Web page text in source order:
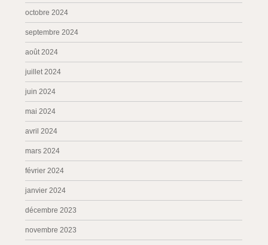
octobre 2024
septembre 2024
août 2024
juillet 2024
juin 2024
mai 2024
avril 2024
mars 2024
février 2024
janvier 2024
décembre 2023
novembre 2023